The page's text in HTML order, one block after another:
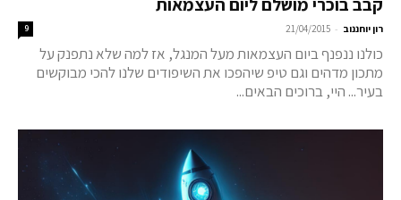
רון יוחננוב -
21/04/2015
9
כולנו ננפנף ביום העצמאות מעל המנגל, אז למה שלא נתפנק על
מתכון מדהים וגם טיפ שיהפכו את השיפודים שלנו להכי מבוקשים
בעיר... היי, ברוכים הבאים...